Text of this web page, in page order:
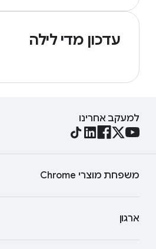
עדכון מדי לילה
למעקב אחרינו
משפחת מוצרי Chrome
ארגון